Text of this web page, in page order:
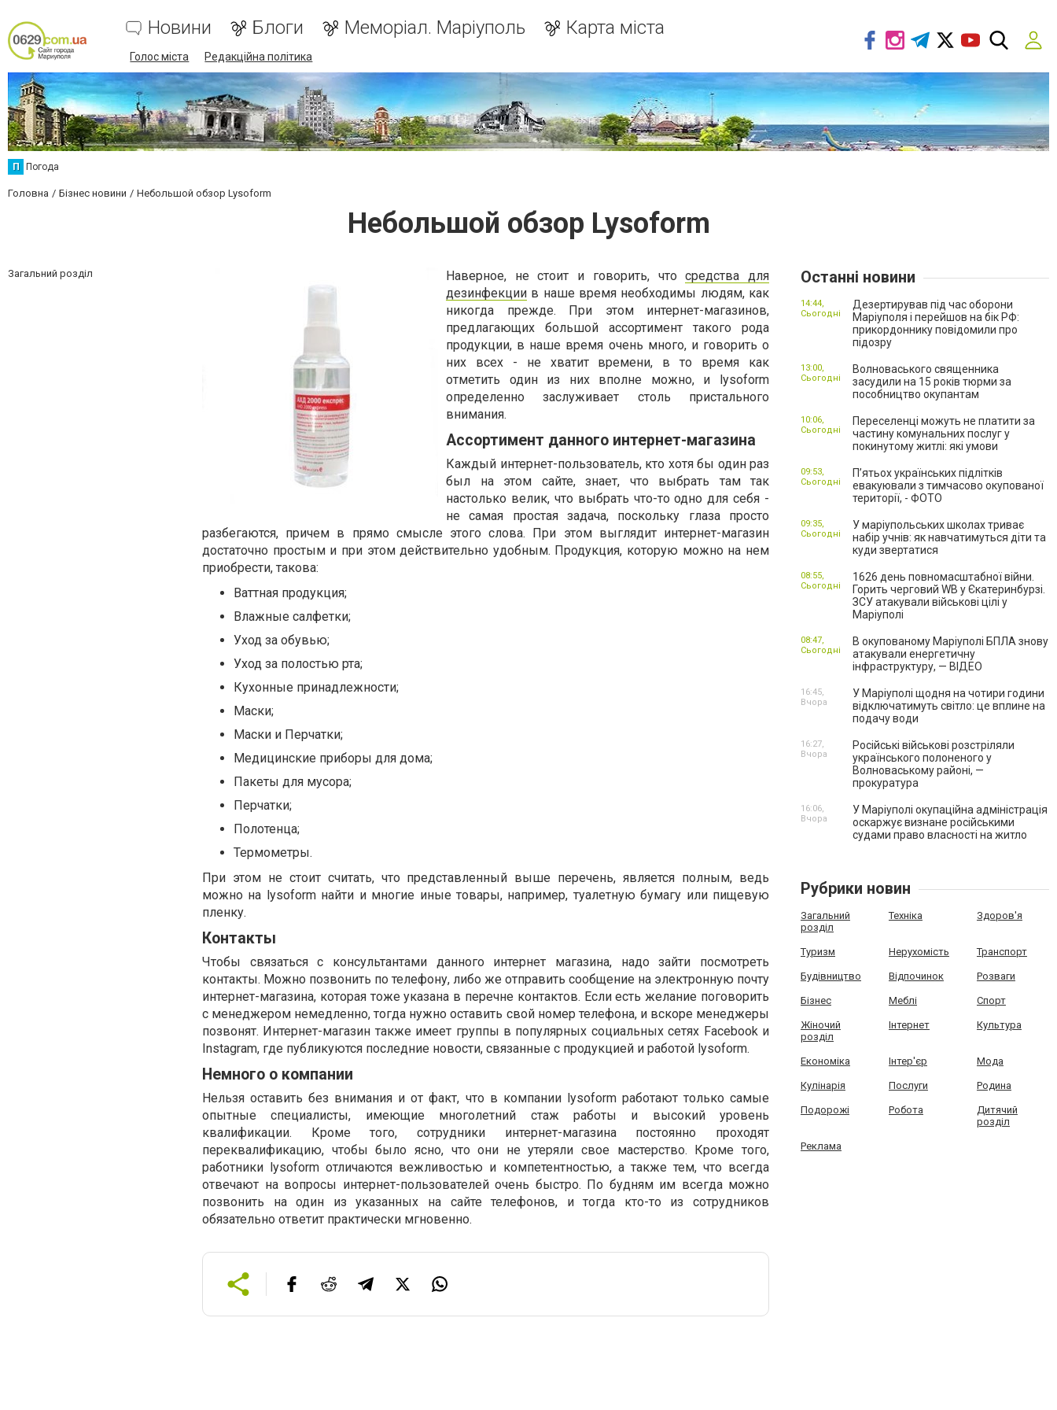
Новини Блоги Меморіал. Маріуполь Карта міста
Голос міста Редакційна політика
П Погода
Головна Бізнес новини Небольшой обзор Lysoform
Небольшой обзор Lysoform
Загальний розділ Наверное, не стоит и говорить, чтосредства для
дезинфекции в наше время необходимы людям, как
никогда прежде. При этом интернет-магазинов,
предлагающих большой ассортимент такого рода
продукции, в наше время очень много, и говорить о
них всех - не хватит времени, в то время как
отметить один из них вполне можно, и lysoform
определенно заслуживает столь пристального
внимания.
Ассортимент данного интернет-магазина
Каждый интернет-пользователь, кто хотя бы один раз
был на этом сайте, знает, что выбрать там так
настолько велик, что выбрать что-то одно для себя -
не самая простая задача, поскольку глаза просто
разбегаются, причем в прямо смысле этого слова. При этом выглядит интернет-магазин
достаточно простым и при этом действительно удобным. Продукция, которую можно на нем
приобрести, такова:
Ваттная продукция;
Влажные салфетки;
Уход за обувью;
Уход за полостью рта;
Кухонные принадлежности;
Маски;
Маски и Перчатки;
Медицинские приборы для дома;
Пакеты для мусора;
Перчатки;
Полотенца;
Термометры.
При этом не стоит считать, что представленный выше перечень, является полным, ведь
можно на lysoform найти и многие иные товары, например, туалетную бумагу или пищевую
пленку.
Контакты
Чтобы связаться с консультантами данного интернет магазина, надо зайти посмотреть
контакты. Можно позвонить по телефону, либо же отправить сообщение на электронную почту
интернет-магазина, которая тоже указана в перечне контактов. Если есть желание поговорить
с менеджером немедленно, тогда нужно оставить свой номер телефона, и вскоре менеджеры
позвонят. Интернет-магазин также имеет группы в популярных социальных сетях Facebook и
Instagram, где публикуются последние новости, связанные с продукцией и работой lysoform.
Немного о компании
Нельзя оставить без внимания и от факт, что в компании lysoform работают только самые
опытные специалисты, имеющие многолетний стаж работы и высокий уровень
квалификации. Кроме того, сотрудники интернет-магазина постоянно проходят
переквалификацию, чтобы было ясно, что они не утеряли свое мастерство. Кроме того,
работники lysoform отличаются вежливостью и компетентностью, а также тем, что всегда
отвечают на вопросы интернет-пользователей очень быстро. По будням им всегда можно
позвонить на один из указанных на сайте телефонов, и тогда кто-то из сотрудников
обязательно ответит практически мгновенно.
Останні новини
Дезертирував під час оборони
Маріуполя і перейшов на бік РФ:
прикордоннику повідомили про
підозру
14:44,
Сьогодні
Волноваського священника
засудили на 15 років тюрми за
пособництво окупантам
13:00,
Сьогодні
Переселенці можуть не платити за
частину комунальних послуг у
покинутому житлі: які умови
10:06,
Сьогодні
П’ятьох українських підлітків
евакуювали з тимчасово окупованої
території, - ФОТО
09:53,
Сьогодні
У маріупольських школах триває
набір учнів: як навчатимуться діти та
куди звертатися
09:35,
Сьогодні
1626 день повномасштабної війни.
Горить черговий WB у Єкатеринбурзі.
ЗСУ атакували військові цілі у
Маріуполі
08:55,
Сьогодні
В окупованому Маріуполі БПЛА знову
атакували енергетичну
інфраструктуру, — ВІДЕО
08:47,
Сьогодні
У Маріуполі щодня на чотири години
відключатимуть світло: це вплине на
подачу води
16:45,
Вчора
Російські військові розстріляли
українського полоненого у
Волноваському районі, —
прокуратура
16:27,
Вчора
У Маріуполі окупаційна адміністрація
оскаржує визнане російськими
судами право власності на житло
16:06,
Вчора
Рубрики новин
Загальний
розділ
Техніка Здоров'я
Туризм Нерухомість Транспорт
Будівництво Відпочинок Розваги
Бізнес Меблі Спорт
Жіночий
розділ
Інтернет Культура
Економіка Інтер'єр Мода
Кулінарія Послуги Родина
Подорожі Робота
Дитячий
розділ
Реклама